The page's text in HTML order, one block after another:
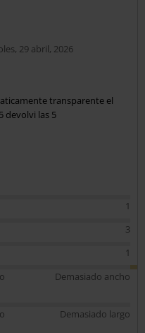
29 abril, 2026
transparente el
devolvi las 5
1
3
1
Demasiado ancho
Demasiado largo